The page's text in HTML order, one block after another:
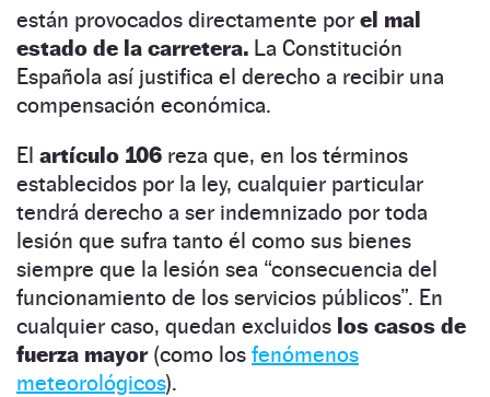
están provocados directamente por el mal
estado de la carretera. La Constitución
Española así justifica el derecho a recibir una
compensación económica.
El artículo 106 reza que, en los términos
establecidos por la ley, cualquier particular
tendrá derecho a ser indemnizado por toda
lesión que sufra tanto él como sus bienes
siempre que la lesión sea “consecuencia del
funcionamiento de los servicios públicos”. En
cualquier caso, quedan excluidos los casos de
fuerza mayor(como los fenómenos
meteorológicos).